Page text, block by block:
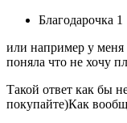
Благодарочка 1
или например у меня
поняла что не хочу
Такой ответ как бы
покупайте)Как